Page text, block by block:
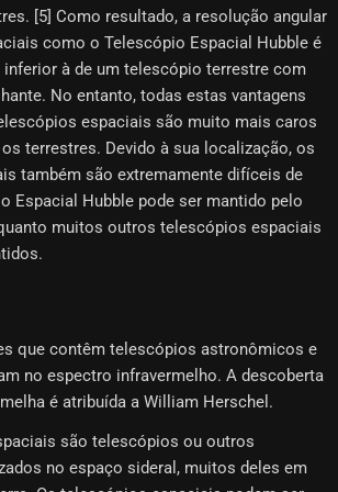
[5] Como resultado, a resolução angular
como o Telescópio Espacial Hubble é
à de um telescópio terrestre com
No entanto, todas estas vantagens
espaciais são muito mais caros
terrestres. Devido à sua localização, os
também são extremamente difíceis de
Espacial Hubble pode ser mantido pelo
muitos outros telescópios espaciais
que contêm telescópios astronômicos e
no espectro infravermelho. A descoberta
é atribuída a William Herschel.
são telescópios ou outros
no espaço sideral, muitos deles em